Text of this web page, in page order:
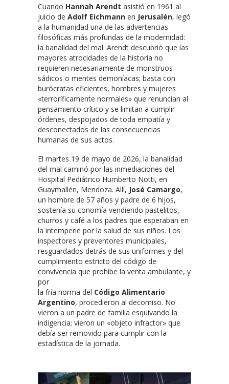
Cuando Hannah Arendt asistió en 1961 al
juicio de Adolf Eichmann en Jerusalén, legó
a la humanidad una de las advertencias
filosóficas más profundas de la modernidad:
la banalidad del mal. Arendt descubrió que las
mayores atrocidades de la historia no
requieren necesariamente de monstruos
sádicos o mentes demoníacas; basta con
burócratas eficientes, hombres y mujeres
«terroríficamente normales» que renuncian al
pensamiento crítico y se limitan a cumplir
órdenes, despojados de toda empatía y
desconectados de las consecuencias
humanas de sus actos.
El martes 19 de mayo de 2026, la banalidad
del mal caminó por las inmediaciones del
Hospital Pediátrico Humberto Notti, en
Guaymallén, Mendoza. Allí, José Camargo,
un hombre de 57 años y padre de 6 hijos,
sostenía su conomía vendiendo pastelitos,
churros y café a los padres que esperaban en
la intemperie por la salud de sus niños. Los
inspectores y preventores municipales,
resguardados detrás de sus uniformes y del
cumplimiento estricto del código de
convivencia que prohíbe la venta ambulante, y
por
la fría norma del Código Alimentario
Argentino, procedieron al decomiso. No
vieron a un padre de familia esquivando la
indigencia; vieron un «objeto infractor» que
debía ser removido para cumplir con la
estadística de la jornada.